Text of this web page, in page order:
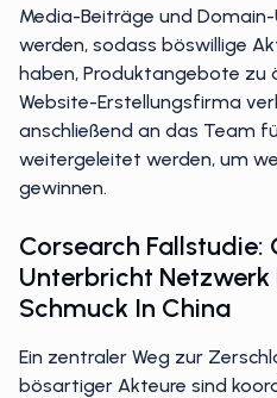
Media-Beiträge und
werden, sodass böswillige
haben, Produktangebote zu
Website-Erstellungsfirma
anschließend an das Team
weitergeleitet werden, um
gewinnen.
Corsearch
Unterbricht
Schmuck In China
Ein zentraler Weg zur
bösartiger Akteure sind